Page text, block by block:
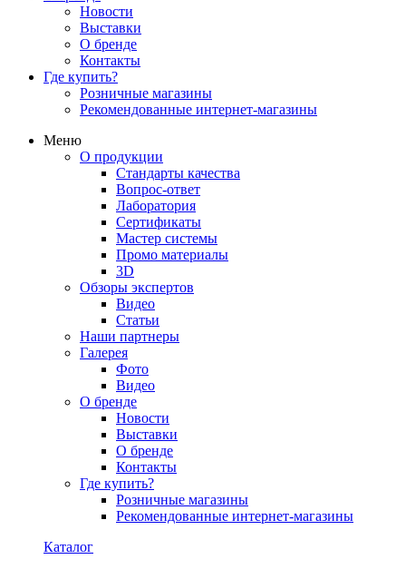
Новости
Выставки
О бренде
Контакты
Где купить?
Розничные магазины
Рекомендованные интернет-магазины
Меню
О продукции
Стандарты качества
Вопрос-ответ
Лаборатория
Сертификаты
Мастер системы
Промо материалы
3D
Обзоры экспертов
Видео
Статьи
Наши партнеры
Галерея
Фото
Видео
О бренде
Новости
Выставки
О бренде
Контакты
Где купить?
Розничные магазины
Рекомендованные интернет-магазины
Каталог